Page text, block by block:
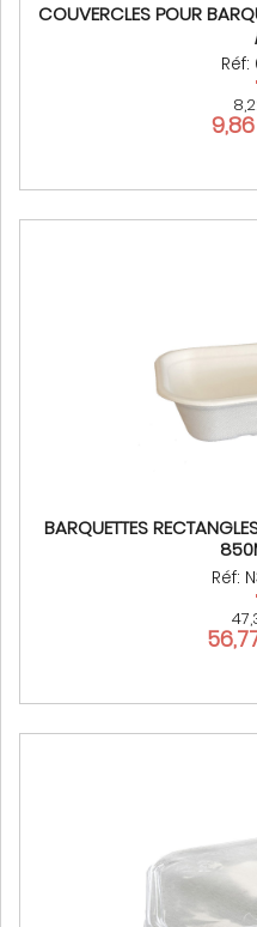
COUVERCLES POUR
BARQUETTES
Réf: